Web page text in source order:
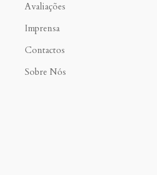
Avaliações
Imprensa
Contactos
Sobre Nós